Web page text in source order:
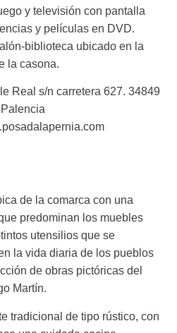
y televisión con pantalla
y películas en DVD.
biblioteca ubicado en la
la casona.
Real s/n carretera 627. 34849
de la comarca con una
predominan los muebles
utensilios que se
la vida diaria de los pueblos
de obras pictóricas del
Martín.
tradicional de tipo rústico, con